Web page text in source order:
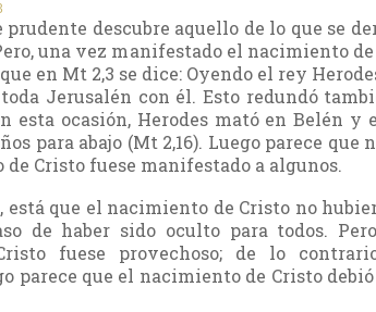
prudente descubre aquello de lo que se
una vez manifestado el nacimiento
en Mt 2,3 se dice: Oyendo el rey
Jerusalén con él. Esto redundó
esta ocasión, Herodes mató en Belén y
para abajo (Mt 2,16). Luego parece que
Cristo fuese manifestado a algunos.
está que el nacimiento de Cristo no
de haber sido oculto para todos.
fuese provechoso; de lo
parece que el nacimiento de Cristo